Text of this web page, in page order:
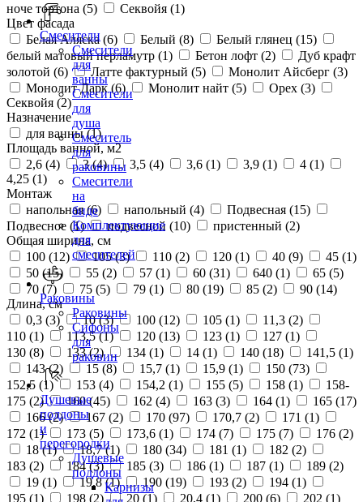
Смесители
Смесители
для
ванны
Смесители
для
душа
Смеситель
для
раковины
Смесители
на
биде
Комплектующие
для
смесителей
Раковины
Раковины
Сифоны
для
раковин
Душевые
поддоны
и
перегородки
Душевые
поддоны
Карнизы
ноче тортона (5) Секвойя (1)
Цвет фасада
Белая Аляска (6) Белый (8) Белый глянец (15)
белый матовый перламутр (1) Бетон лофт (2)
Дуб крафт
золотой (6) Латте фактурный (5) Монолит Айсберг (3)
Монолит Дарк (6) Монолит найт (5) Орех (3)
Секвойя (2)
Назначение
для ванны (1)
Площадь ванной, м2
2,6 (4) 3 (4) 3,5 (4) 3,6 (1) 3,9 (1) 4 (1)
4,25 (1)
Монтаж
напольная (6) напольный (4) Подвесная (15)
Подвесное (1) подвесной (10) пристенный (2)
Общая ширина, см
100 (12) 105 (3) 110 (2) 120 (1) 40 (9) 45 (1)
50 (15) 55 (2) 57 (1) 60 (31) 640 (1) 65 (5)
70 (7) 75 (5) 79 (1) 80 (19) 85 (2) 90 (14)
Длина, см
0,3 (3) 10 (3) 100 (12) 105 (1) 11,3 (2)
110 (1) 113,5 (1) 120 (13) 123 (1) 127 (1)
130 (8) 133 (2) 134 (1) 14 (1) 140 (18) 141,5 (1)
143 (2) 15 (8) 15,7 (1) 15,9 (1) 150 (73)
152,5 (1) 153 (4) 154,2 (1) 155 (5) 158 (1)
158-
175 (2) 160 (45) 162 (4) 163 (3) 164 (1) 165 (17)
166 (2) 167 (2) 170 (97) 170,7 (2) 171 (1)
172 (1) 173 (5) 173,6 (1) 174 (7) 175 (7) 176 (2)
18 (1) 18,7 (1) 180 (34) 181 (1) 182 (2)
183 (2) 184 (3) 185 (3) 186 (1) 187 (1) 189 (2)
19 (1) 19,8 (1) 190 (19) 193 (2) 194 (1)
195 (1) 198 (2) 20 (1) 20,4 (1) 200 (6) 202 (1)